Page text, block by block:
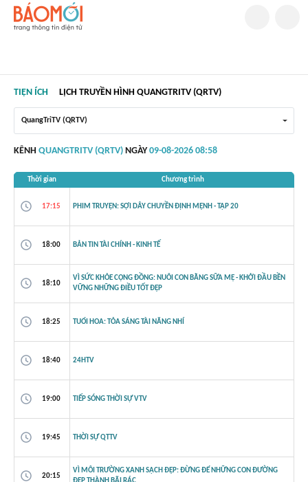
TIỆN ÍCH LỊCH TRUYỀN HÌNH QUANGTRITV (QRTV)
QuangTriTV (QRTV)
KÊNH QUANGTRITV (QRTV) NGÀY 09-08-2026 08:58
Thời gian Chương trình
17:15 PHIM TRUYỆN: SỢI DÂY CHUYỀN ĐỊNH MỆNH - TẬP 20
18:00 BẢN TIN TÀI CHÍNH - KINH TẾ
18:10
VÌ SỨC KHỎE CỘNG ĐỒNG: NUÔI CON BẰNG SỮA MẸ - KHỞI ĐẦU BỀN
VỮNG NHỮNG ĐIỀU TỐT ĐẸP
18:25 TUỔI HOA: TỎA SÁNG TÀI NĂNG NHÍ
18:40 24HTV
19:00 TIẾP SÓNG THỜI SỰ VTV
19:45 THỜI SỰ QTTV
20:15
VÌ MÔI TRƯỜNG XANH SẠCH ĐẸP: ĐỪNG ĐỂ NHỮNG CON ĐƯỜNG